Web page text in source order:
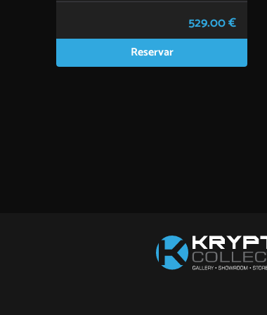
529.00 €
Reservar